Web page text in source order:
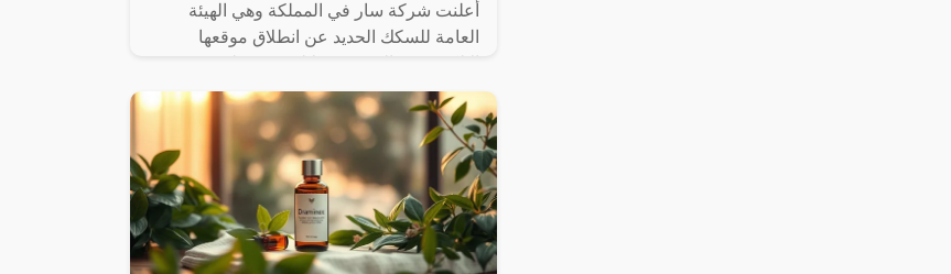
أعلنت شركة سار في المملكة وهي الهيئة
العامة للسكك الحديد عن انطلاق موقعها
الأشخاص حجز القطارات ومعرفة المواعيد
المختلفة لها،